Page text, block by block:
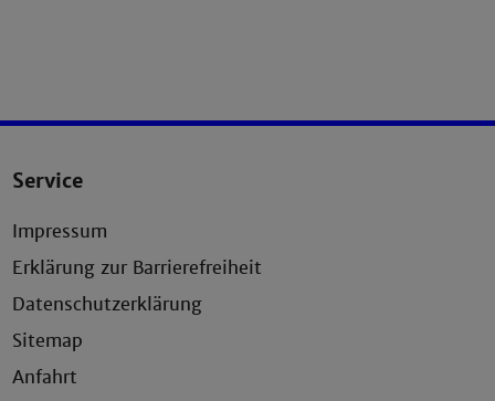
Service
Impressum
Erklärung zur Barrierefreiheit
Datenschutzerklärung
Sitemap
Anfahrt